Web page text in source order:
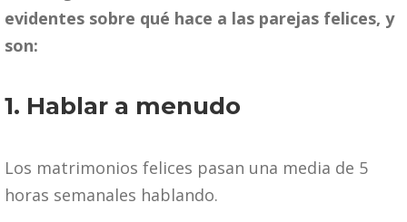
evidentes sobre qué hace a las parejas felices, y
son:
1. Hablar a menudo
Los matrimonios felices pasan una media de 5
horas semanales hablando.